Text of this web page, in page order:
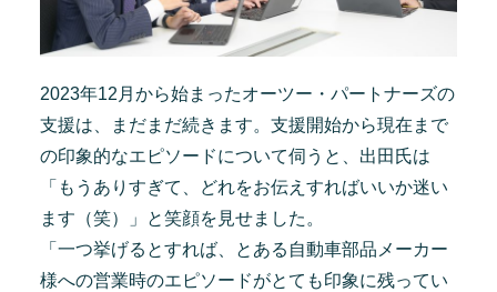
2023年12月から始まったオーツー・パートナーズの
支援は、まだまだ続きます。支援開始から現在まで
の印象的なエピソードについて伺うと、出田氏は
「もうありすぎて、どれをお伝えすればいいか迷い
ます（笑）」と笑顔を見せました。
「一つ挙げるとすれば、とある自動車部品メーカー
様への営業時のエピソードがとても印象に残ってい